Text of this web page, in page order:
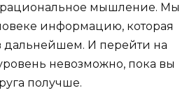
рациональное мышление. Мы
информацию, которая
дальнейшем. И перейти на
невозможно, пока вы
получше.